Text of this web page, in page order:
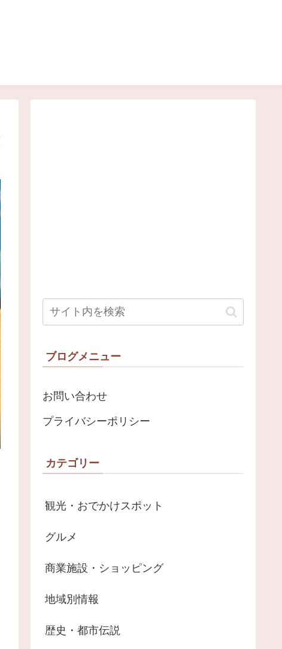
ブログメニュー
お問い合わせ
プライバシーポリシー
カテゴリー
観光・おでかけスポット
グルメ
商業施設・ショッピング
地域別情報
歴史・都市伝説